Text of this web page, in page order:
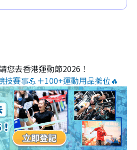
您去香港運動節2026！
技賽事💪＋100+運動用品攤位🔥